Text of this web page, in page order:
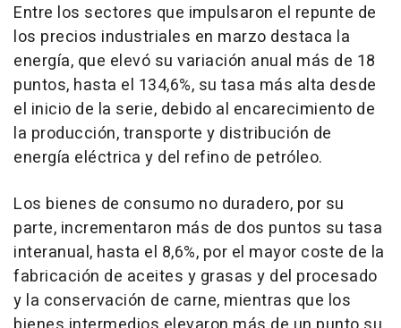
Entre los sectores que impulsaron el repunte de
los precios industriales en marzo destaca la
energía, que elevó su variación anual más de 18
puntos, hasta el 134,6%, su tasa más alta desde
el inicio de la serie, debido al encarecimiento de
la producción, transporte y distribución de
energía eléctrica y del refino de petróleo.
Los bienes de consumo no duradero, por su
parte, incrementaron más de dos puntos su tasa
interanual, hasta el 8,6%, por el mayor coste de la
fabricación de aceites y grasas y del procesado
y la conservación de carne, mientras que los